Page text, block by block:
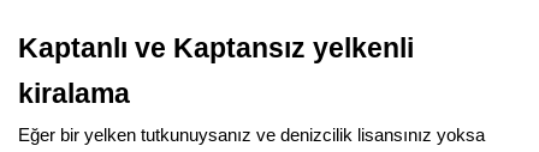
Kaptanlı ve Kaptansız yelkenli
kiralama
Eğer bir yelken tutkunuysanız ve denizcilik lisansınız yoksa